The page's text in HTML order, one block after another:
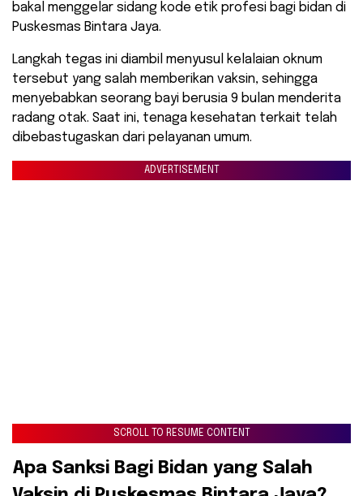
bakal menggelar sidang kode etik profesi bagi bidan di
Puskesmas Bintara Jaya.
Langkah tegas ini diambil menyusul kelalaian oknum
tersebut yang salah memberikan vaksin, sehingga
menyebabkan seorang bayi berusia 9 bulan menderita
radang otak. Saat ini, tenaga kesehatan terkait telah
dibebastugaskan dari pelayanan umum.
ADVERTISEMENT
SCROLL TO RESUME CONTENT
​Apa Sanksi Bagi Bidan yang Salah